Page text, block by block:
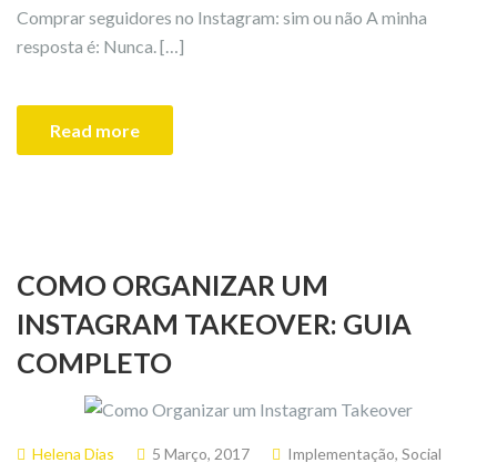
Comprar seguidores no Instagram: sim ou não A minha
resposta é: Nunca. […]
Read more
COMO ORGANIZAR UM
INSTAGRAM TAKEOVER: GUIA
COMPLETO
Helena Dias 5 Março, 2017 Implementação, Social